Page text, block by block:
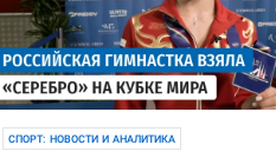
СПОРТ: НОВОСТИ И АНАЛИТИКА